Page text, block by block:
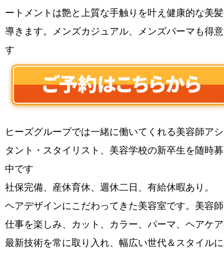
ートメントは艶と上質な手触りを叶え健康的な美
導きます。メンズカジュアル、メンズパーマも得
す
ヒーズグループでは一緒に働いてくれる美容師ア
タント・スタイリスト、美容学校の新卒生を随時
中です
社保完備、産休育休、週休二日、有給休暇あり。
ヘアデザインにこだわってきた美容室です。美容
仕事を楽しみ、カット、カラー、パーマ、ヘアケ
最新技術を常に取り入れ、幅広い世代＆スタイル